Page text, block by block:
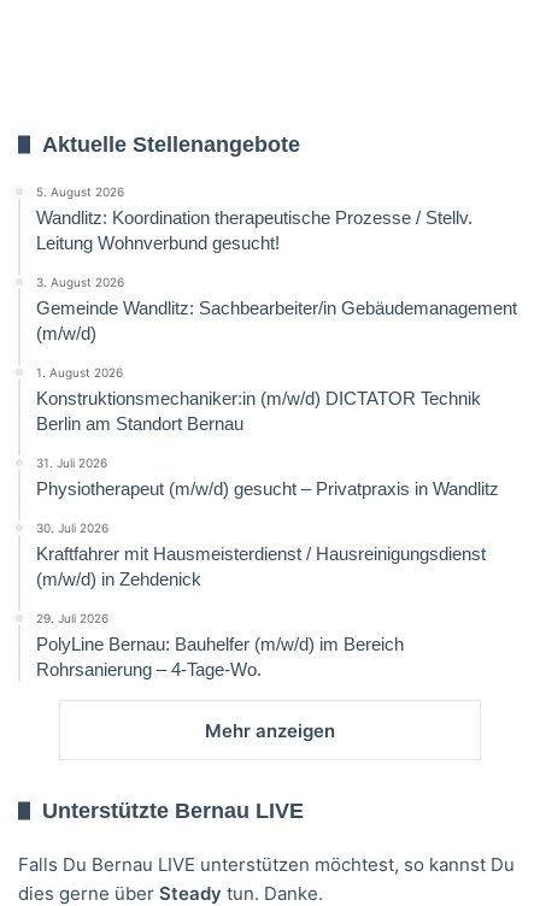
Aktuelle Stellenangebote
5. August 2026
Wandlitz: Koordination therapeutische Prozesse / Stellv.
Leitung Wohnverbund gesucht!
3. August 2026
Gemeinde Wandlitz: Sachbearbeiter/in Gebäudemanagement
(m/w/d)
1. August 2026
Konstruktionsmechaniker:in (m/w/d) DICTATOR Technik
Berlin am Standort Bernau
31. Juli 2026
Physiotherapeut (m/w/d) gesucht – Privatpraxis in Wandlitz
30. Juli 2026
Kraftfahrer mit Hausmeisterdienst / Hausreinigungsdienst
(m/w/d) in Zehdenick
29. Juli 2026
PolyLine Bernau: Bauhelfer (m/w/d) im Bereich
Rohrsanierung – 4-Tage-Wo.
Mehr anzeigen
Unterstützte Bernau LIVE
Falls Du Bernau LIVE unterstützen möchtest, so kannst Du
dies gerne über Steady tun. Danke.